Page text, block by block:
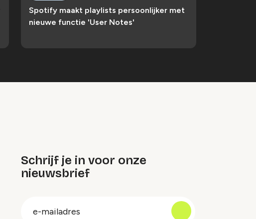
Spotify maakt playlists persoonlijker met
nieuwe functie 'User Notes'
Schrijf je in voor onze
nieuwsbrief